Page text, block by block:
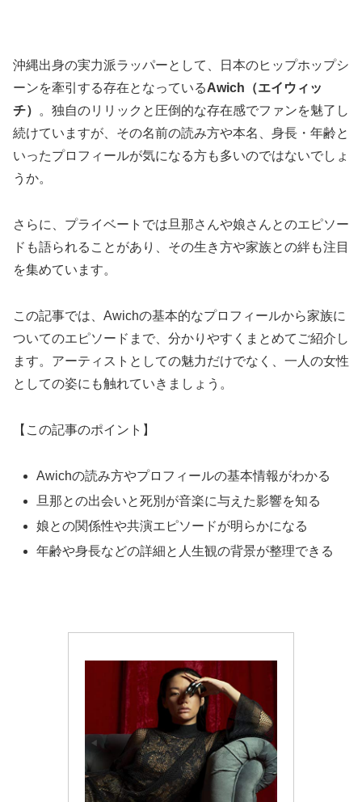
沖縄出身の実力派ラッパーとして、日本のヒップホップシ
ーンを牽引する存在となっているAwich（エイウィッ
チ） 。独自のリリックと圧倒的な存在感でファンを魅了し
続けていますが、その名前の読み方や本名、身長・年齢と
いったプロフィールが気になる方も多いのではないでしょ
うか。
さらに、プライベートでは旦那さんや娘さんとのエピソー
ドも語られることがあり、その生き方や家族との絆も注目
を集めています。
この記事では、Awichの基本的なプロフィールから家族に
ついてのエピソードまで、分かりやすくまとめてご紹介し
ます。アーティストとしての魅力だけでなく、一人の女性
としての姿にも触れていきましょう。
【この記事のポイント】
Awichの読み方やプロフィールの基本情報がわかる
旦那との出会いと死別が音楽に与えた影響を知る
娘との関係性や共演エピソードが明らかになる
年齢や身長などの詳細と人生観の背景が整理できる